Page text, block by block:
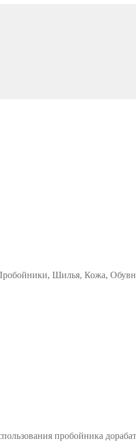
Шилья, Кожа,
пробойника